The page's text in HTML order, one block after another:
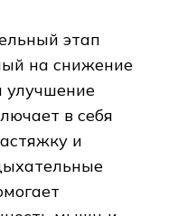
этап
на снижение
в себя
и